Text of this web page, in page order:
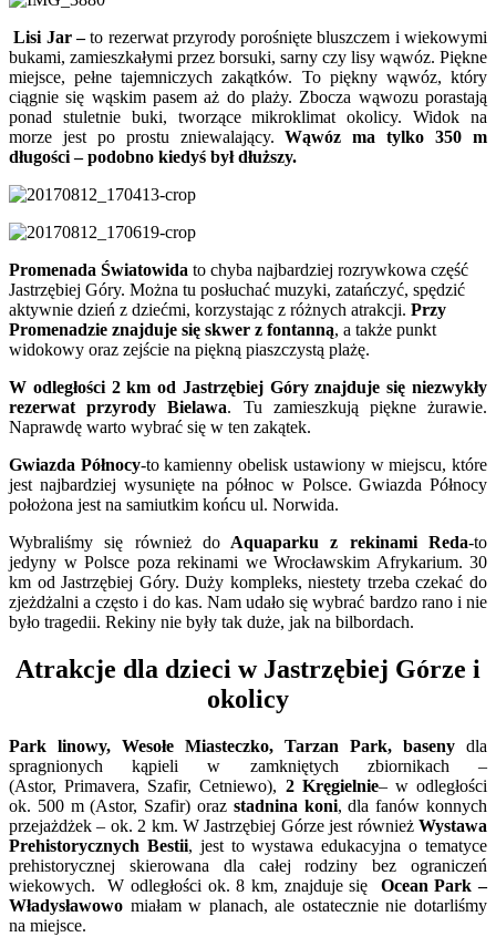
Lisi Jar –to rezerwat przyrody porośnięte bluszczem i wiekowymi
bukami, zamieszkałymi przez borsuki, sarny czy lisy wąwóz. Piękne
miejsce, pełne tajemniczych zakątków. To piękny wąwóz, który
ciągnie się wąskim pasem aż do plaży. Zbocza wąwozu porastają
ponad stuletnie buki, tworzące mikroklimat okolicy. Widok na
morze jest po prostu zniewalający.Wąwóz ma tylko 350 m
długości – podobno kiedyś był dłuższy.
Promenada Światowida to chyba najbardziej rozrywkowa część
Jastrzębiej Góry. Można tu posłuchać muzyki, zatańczyć, spędzić
aktywnie dzień z dziećmi, korzystając z różnych atrakcji. Przy
Promenadzie znajduje się skwer z fontanną, a także punkt
widokowy oraz zejście na piękną piaszczystą plażę.
W odległości 2 km od Jastrzębiej Góry znajduje się niezwykły
rezerwat przyrody Bielawa. Tu zamieszkują piękne żurawie.
Naprawdę warto wybrać się w ten zakątek.
Gwiazda Północy-to kamienny obelisk ustawiony w miejscu, które
jest najbardziej wysunięte na północ w Polsce. Gwiazda Północy
położona jest na samiutkim końcu ul. Norwida.
Wybraliśmy się również doAquaparku z rekinami Reda-to
jedyny w Polsce poza rekinami we Wrocławskim Afrykarium. 30
km od Jastrzębiej Góry. Duży kompleks, niestety trzeba czekać do
zjeżdżalni a często i do kas. Nam udało się wybrać bardzo rano i nie
było tragedii. Rekiny nie były tak duże, jak na bilbordach.
Atrakcje dla dzieci w Jastrzębiej Górze i
okolicy
Park linowy, Wesołe Miasteczko, Tarzan Park, baseny dla
spragnionych kąpieli w zamkniętych zbiornikach –
(Astor,Primavera, Szafir, Cetniewo), 2 Kręgielnie– w odległości
ok. 500 m (Astor, Szafir) oraz stadnina koni, dla fanów konnych
przejażdżek – ok. 2 km. W Jastrzębiej Górze jest również Wystawa
Prehistorycznych Bestii, jest to wystawa edukacyjna o tematyce
prehistorycznej skierowana dla całej rodziny bez ograniczeń
wiekowych. W odległości ok. 8 km, znajduje się Ocean Park –
Władysławowo miałam w planach, ale ostatecznie nie dotarliśmy
na miejsce.